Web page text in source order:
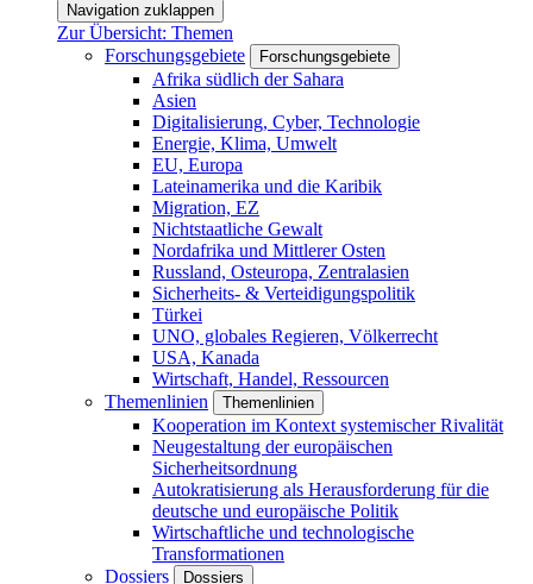
Navigation zuklappen
Zur Übersicht: Themen
Forschungsgebiete
Forschungsgebiete
Afrika südlich der Sahara
Asien
Digitalisierung, Cyber, Technologie
Energie, Klima, Umwelt
EU, Europa
Lateinamerika und die Karibik
Migration, EZ
Nichtstaatliche Gewalt
Nordafrika und Mittlerer Osten
Russland, Osteuropa, Zentralasien
Sicherheits- & Verteidigungspolitik
Türkei
UNO, globales Regieren, Völkerrecht
USA, Kanada
Wirtschaft, Handel, Ressourcen
Themenlinien
Themenlinien
Kooperation im Kontext systemischer Rivalität
Neugestaltung der europäischen
Sicherheitsordnung
Autokratisierung als Herausforderung für die
deutsche und europäische Politik
Wirtschaftliche und technologische
Transformationen
Dossiers
Dossiers